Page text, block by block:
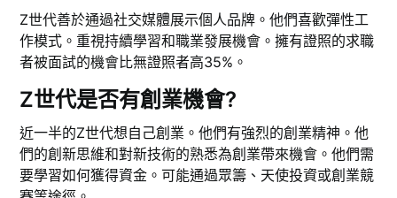
Z世代善於通過社交媒體展示個人品牌。他們喜歡彈性工
作模式。重視持續學習和職業發展機會。擁有證照的求職
者被面試的機會比無證照者高35%。
Z世代是否有創業機會?
近一半的Z世代想自己創業。他們有強烈的創業精神。他
們的創新思維和對新技術的熟悉為創業帶來機會。他們需
要學習如何獲得資金。可能通過眾籌、天使投資或創業競